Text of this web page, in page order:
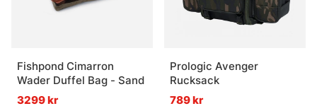
Fishpond Cimarron
Wader Duffel Bag - Sand
3299 kr
Prologic Avenger
Rucksack
789 kr